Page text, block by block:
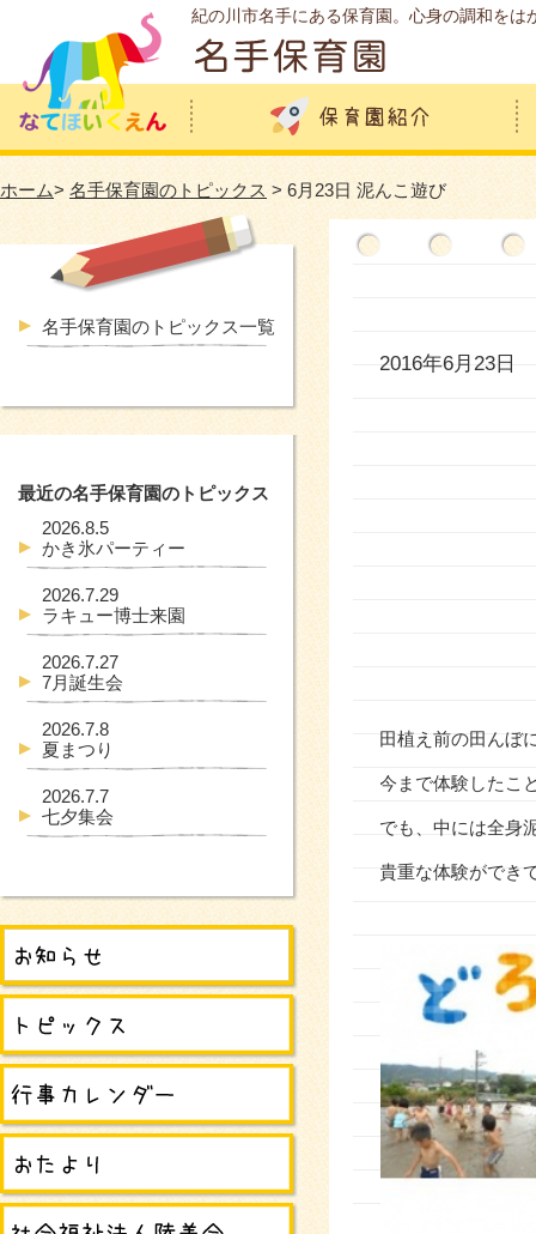
紀の川市名手にある保育園。心身の調和を
ホーム> 名手保育園のトピックス > 6月23日 泥んこ遊び
2016年6月23日
田植え前の田んぼ
今まで体験したこ
でも、中には全身
貴重な体験ができ
名手保育園のトピックス一覧
最近の名手保育園のトピックス
2026.8.5
かき氷パーティー
2026.7.29
ラキュー博士来園
2026.7.27
7月誕生会
2026.7.8
夏まつり
2026.7.7
七夕集会